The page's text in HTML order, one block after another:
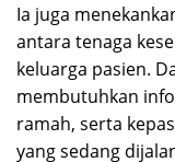
Ia juga
antara tenaga
keluarga pasien.
membutuhkan
ramah, serta
yang sedang